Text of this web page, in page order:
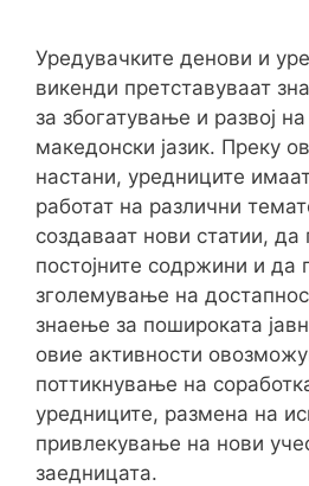
Уредувачките денови и
викенди претставуваат
за збогатување и развој
македонски јазик. Преку
настани, уредниците
работат на различни
создаваат нови статии, да
постојните содржини и да
зголемување на
знаење за пошироката
овие активности
поттикнување на
уредниците, размена на
привлекување на нови
заедницата.